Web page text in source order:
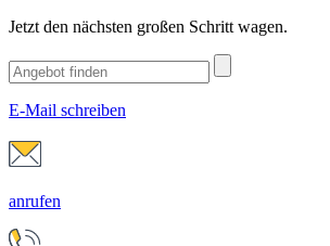
Jetzt den nächsten großen Schritt wagen.
E-Mail schreiben
anrufen